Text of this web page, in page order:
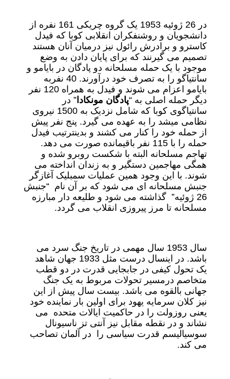
در 26 ژوئیه 1953 یک گروه چریکی 161 نفره از
دانشجویان و روشنفکران انقلابی کوبا که فیدل
کاسترو و برادرش رائول نیز درمیان آنان هستند
تصمیم می گیرنند که برای پایان دادن به وضع
موجود با یک حمله مسلحانه دو پادگان در بایامو و
سانتیاگو را به تصرف خود درآورند. 40 نفربه
بایامو اعزام می شوند و فیدل به همراه 120 نفر
دیگر حمله اصلی به “پادگان مونکادا ” در
سانتیاگوی کوبا که شامل نزدیک به 1500 نیروی
نظامی میشد را به عهده می گیرد. پنج نفر پیش
از حمله خود را کنار می کشند و بدینترتیب فیدل
حمله را با 115 نفر باقیمانده صورت می دهد.
تهاجم مسلحانه البته با شکست روبرو شده و
همگی مهاجمین دستگیر و به زندان انداخته می
شوند. با این وجود همین عملیات سمبلیک آغازگر
جنبش مسلحانه ای می شود که بر آن نام “جنبش
26 ژوئیه” گذاشته می شود و طلیعه دار مبارزه
مسلحانه تا مرز پیروزی انقلاب می گردد.
سال 1953 سال مهمی در تاریخ جنگ سرد می
باشد. در اینسال درست مثل 1933 جهان شاهد
یک تحول کیفی در جابجایی قدرت در دو قطب
متخاصم درمسیر تحولات مربوط به یک جنگ
جهانی بالقوه می باشد. بیست سال پیش از این
نیز کلان سرمایه یهود برای اولین بار نماینده خود
یعنی روزولت را در حاکمیت ایالات متحده می
نشاند و در نقطه مقابل نیز آنتی تز ناسیونال
سوسیالیسم قدرت سیاسی را در آلمان تصاحب
می کند.